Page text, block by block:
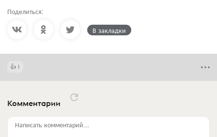
Поделиться:
В закладки
1
Комментарии
Написать комментарий...